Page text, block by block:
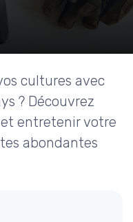
cultures avec
? Découvrez
entretenir votre
abondantes